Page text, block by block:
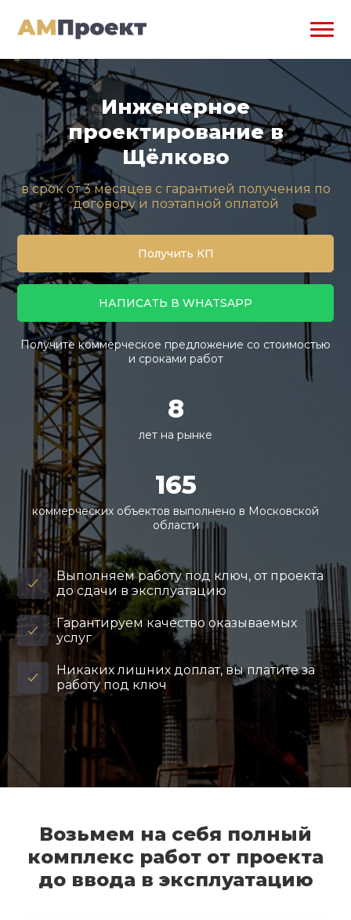
Инженерное
проектирование в
Щёлково
в срок от 3 месяцев с гарантией получения по
договору и поэтапной оплатой
Получить КП
НАПИСАТЬ В WHATSAPP
Получите коммерческое предложение со стоимостью
и сроками работ
8
лет на рынке
165
коммерческих объектов выполнено в Московской
области
Выполняем работу под ключ, от проекта
до сдачи в эксплуатацию
Гарантируем качество оказываемых
услуг
Никаких лишних доплат, вы платите за
работу под ключ
Возьмем на себя полный
комплекс работ от проекта
до ввода в эксплуатацию